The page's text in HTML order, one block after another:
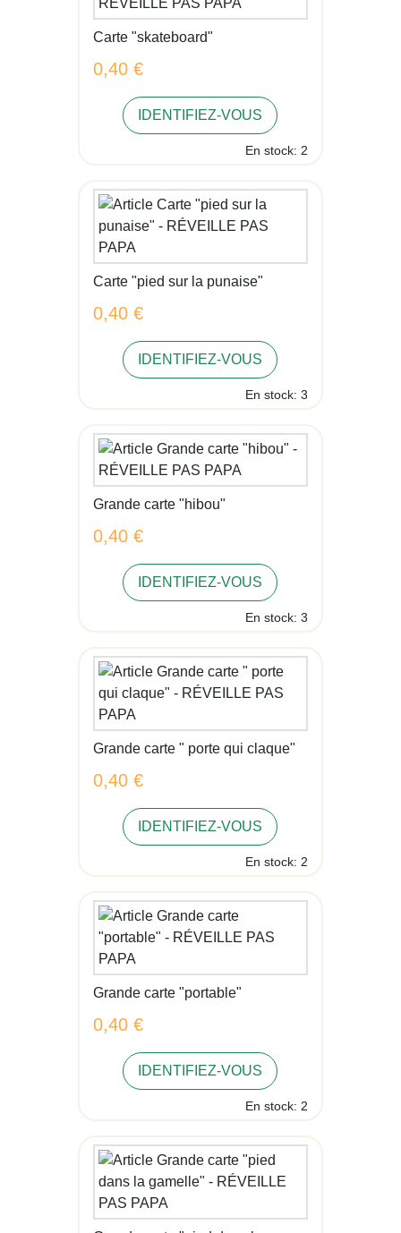
Carte "skateboard"
0,40 €
IDENTIFIEZ-VOUS
En stock: 2
Carte "pied sur la punaise"
0,40 €
IDENTIFIEZ-VOUS
En stock: 3
Grande carte "hibou"
0,40 €
IDENTIFIEZ-VOUS
En stock: 3
Grande carte " porte qui claque"
0,40 €
IDENTIFIEZ-VOUS
En stock: 2
Grande carte "portable"
0,40 €
IDENTIFIEZ-VOUS
En stock: 2